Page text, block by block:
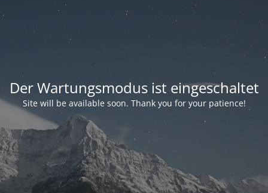
Der Wartungsmodus ist eingeschaltet
Site will be available soon. Thank you for your patience!